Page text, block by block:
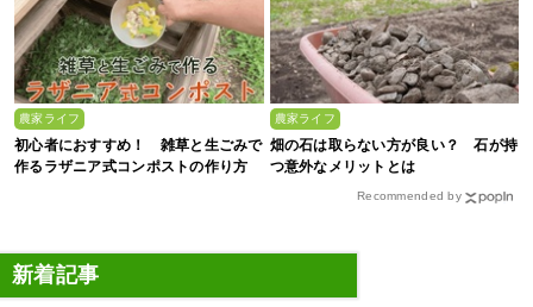
農家ライフ
初心者におすすめ！ 雑草と生ごみで
作るラザニア式コンポストの作り方
農家ライフ
畑の石は取らない方が良い？ 石が持
つ意外なメリットとは
Recommended by
新着記事